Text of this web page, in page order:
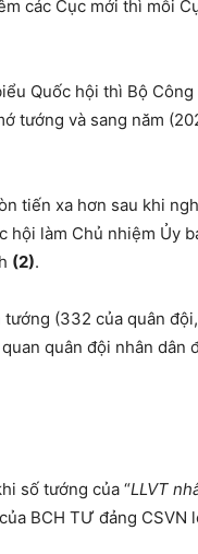
các Cục mới thì mỗi
Quốc hội thì Bộ
tướng và sang năm
tiến xa hơn sau khi
hội làm Chủ nhiệm
(2).
tướng (332 của quân
quân đội nhân
số tướng của “LLVT
BCH TƯ đảng